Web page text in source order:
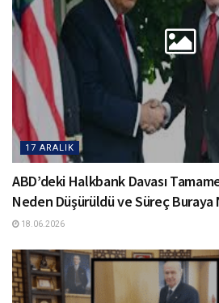
17 ARALIK
ABD’deki Halkbank Davası
Neden Düşürüldü ve Süreç Buraya
18.06.2026